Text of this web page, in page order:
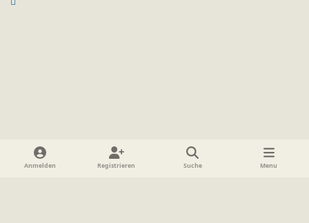
Heller Modus
Dunkler ModusSystemeinstellung
Anmelden Registrieren Suche Menu